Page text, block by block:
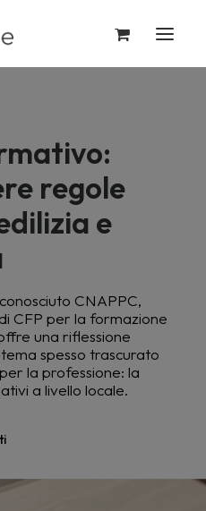
regole
e
CNAPPC,
CFP per la formazione
una riflessione
spesso trascurato
la professione: la
a livello locale.